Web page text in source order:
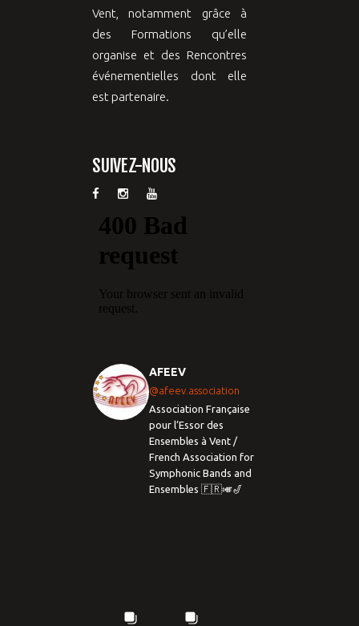
Vent, notamment grâce à
des Formations qu’elle
organise et des Rencontres
événementielles dont elle
est partenaire.
SUIVEZ-NOUS
AFEEV
@afeev.association
Association Française
pour l’Essor des
Ensembles à Vent /
French Association for
Symphonic Bands and
Ensembles 🇫🇷🎺🎷